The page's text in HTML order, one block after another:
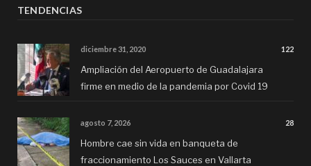
TENDENCIAS
diciembre 31, 2020 122
Ampliación del Aeropuerto de Guadalajara
firme en medio de la pandemia por Covid 19
agosto 7, 2026 28
Hombre cae sin vida en banqueta de
fraccionamiento Los Sauces en Vallarta